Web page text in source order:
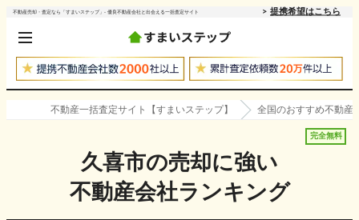
不動産売却・査定なら「すまいステップ」- 優良不動産会社と出会える一括査定サイト 提携希望はこちら
不動産一括査定サイト【すまいステップ】 全国のおすすめ不動産
完全無料
久喜市の売却に強い
不動産会社ランキング